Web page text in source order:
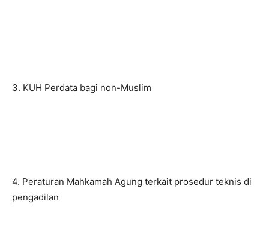
3. KUH Perdata bagi non-Muslim
4. Peraturan Mahkamah Agung terkait prosedur teknis di
pengadilan